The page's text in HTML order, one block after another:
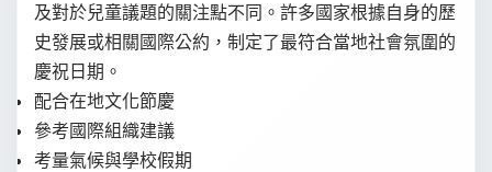
及對於兒童議題的關注點不同。許多國家根據自身的歷
史發展或相關國際公約，制定了最符合當地社會氛圍的
慶祝日期。
配合在地文化節慶
參考國際組織建議
考量氣候與學校假期